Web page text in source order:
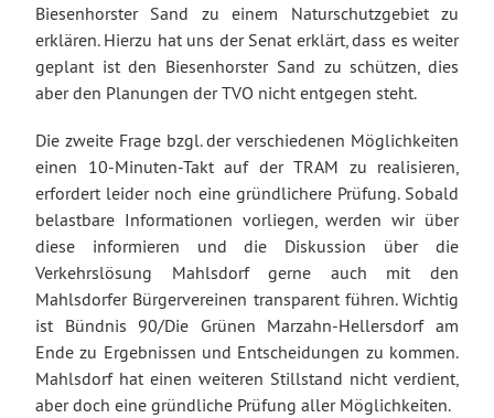
Biesenhorster Sand zu einem Naturschutzgebiet zu
erklären. Hierzu hat uns der Senat erklärt, dass es weiter
geplant ist den Biesenhorster Sand zu schützen, dies
aber den Planungen der TVO nicht entgegen steht.
Die zweite Frage bzgl. der verschiedenen Möglichkeiten
einen 10-Minuten-Takt auf der TRAM zu realisieren,
erfordert leider noch eine gründlichere Prüfung. Sobald
belastbare Informationen vorliegen, werden wir über
diese informieren und die Diskussion über die
Verkehrslösung Mahlsdorf gerne auch mit den
Mahlsdorfer Bürgervereinen transparent führen. Wichtig
ist Bündnis 90/Die Grünen Marzahn-Hellersdorf am
Ende zu Ergebnissen und Entscheidungen zu kommen.
Mahlsdorf hat einen weiteren Stillstand nicht verdient,
aber doch eine gründliche Prüfung aller Möglichkeiten.